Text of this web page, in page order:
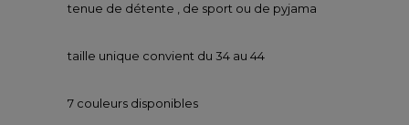
tenue de détente , de sport ou de pyjama
taille unique convient du 34 au 44
7 couleurs disponibles